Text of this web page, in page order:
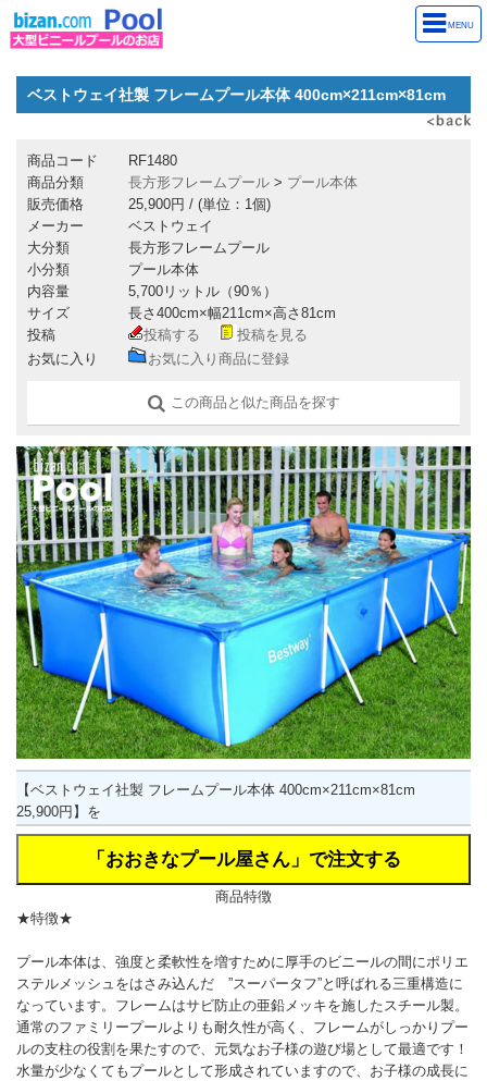
MENU
ベストウェイ社製 フレームプール本体 400cm×211cm×81cm
商品コード
RF1480
商品分類
長方形フレームプール > プール本体
販売価格
25,900円 / (単位：1個)
メーカー
ベストウェイ
大分類
長方形フレームプール
小分類
プール本体
内容量
5,700リットル（90％）
サイズ
長さ400cm×幅211cm×高さ81cm
投稿
投稿する
投稿を見る
お気に入り
お気に入り商品に登録
この商品と似た商品を探す
【ベストウェイ社製 フレームプール本体 400cm×211cm×81cm
25,900円】を
商品特徴
★特徴★
プール本体は、強度と柔軟性を増すために厚手のビニールの間にポリエ
ステルメッシュをはさみ込んだ ”スーパータフ”と呼ばれる三重構造に
なっています。フレームはサビ防止の亜鉛メッキを施したスチール製。
通常のファミリープールよりも耐久性が高く、フレームがしっかりプー
ルの支柱の役割を果たすので、元気なお子様の遊び場として最適です！
水量が少なくてもプールとして形成されていますので、お子様の成長に